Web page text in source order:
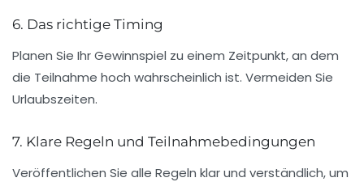
6. Das richtige Timing
Planen Sie Ihr Gewinnspiel zu einem Zeitpunkt, an dem
die Teilnahme hoch wahrscheinlich ist. Vermeiden Sie
Urlaubszeiten.
7. Klare Regeln und Teilnahmebedingungen
Veröffentlichen Sie alle Regeln klar und verständlich, um